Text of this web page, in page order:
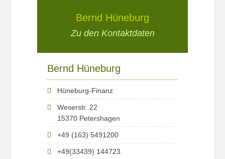
Bernd Hüneburg
Zu den Kontaktdaten
Bernd Hüneburg
Hüneburg-Finanz
Weserstr. 22
15370 Petershagen
+49 (163) 5491200
+49(33439) 144723